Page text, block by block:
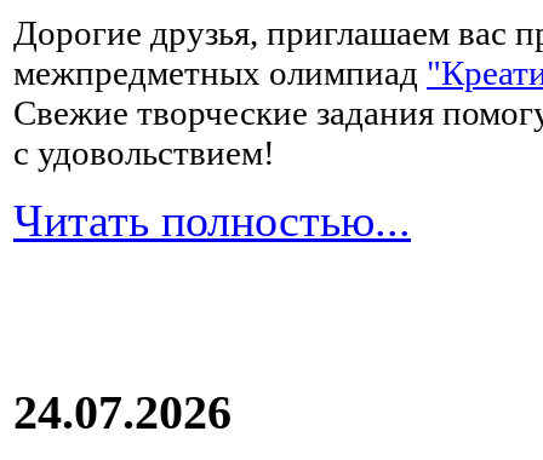
Дорогие друзья, приглашаем вас
межпредметных олимпиад
Свежие творческие задания
с удовольствием!
Читать полностью...
24.07.2026